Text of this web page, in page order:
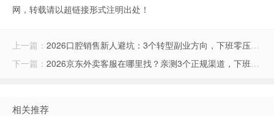
网，转载请以超链接形式注明出处！
上一篇： 2026口腔销售新人避坑：3个转型副业方向，下班零压力月入3000+
下一篇： 2026京东外卖客服在哪里找？亲测3个正规渠道，下班碎片时间多赚200元
相关推荐